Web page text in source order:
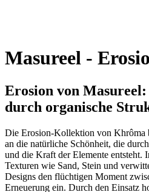
Masureel -
Erosion von
durch organische
Die Erosion-Kollektion von Khrôma
an die natürliche Schönheit, die
und die Kraft der Elemente entsteht.
Texturen wie Sand, Stein und
Designs den flüchtigen Moment
Erneuerung ein. Durch den Einsatz